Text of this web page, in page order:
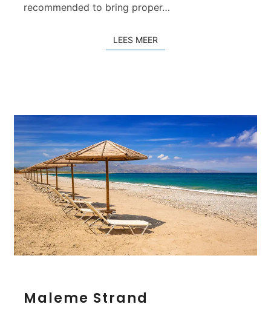
recommended to bring proper…
LEES MEER
a
Maleme Strand